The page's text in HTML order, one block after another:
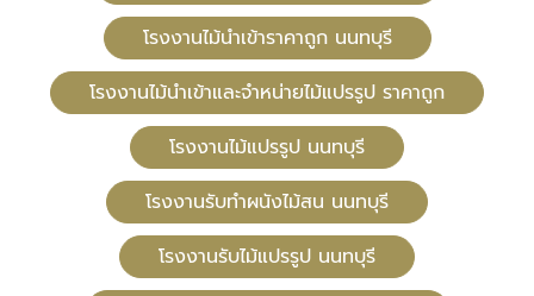
โรงงานไม้นำเข้าราคาถูก นนทบุรี
โรงงานไม้นำเข้าและจำหน่ายไม้แปรรูป ราคาถูก
โรงงานไม้แปรรูป นนทบุรี
โรงงานรับทำผนังไม้สน นนทบุรี
โรงงานรับไม้แปรรูป นนทบุรี